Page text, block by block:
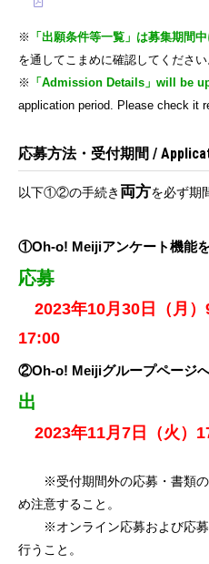
※ 「出願条件等一覧」は募集期間
を通してこまめに確認してください
※
「Admission Details」will be
application period. Please check it
応募方法・受付期間 /
以下①②の手続き 両方を必ず期
①Oh-o! Meijiアンケート機能
応募
2023年10月30日（月）
17:00
②Oh-o! Meijiグループページ
出
2023年11月7日（火）
※受付期間外の応募・書類の
め注意すること。
※オンライン応募および応募
行うこと。